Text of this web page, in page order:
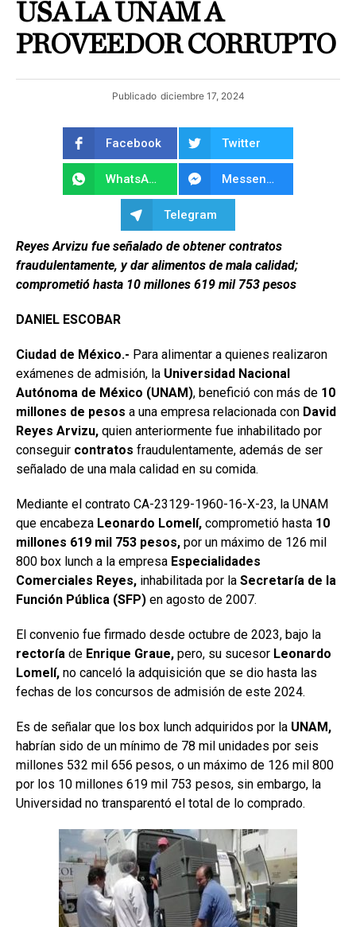
USA LA UNAM A
PROVEEDOR CORRUPTO
Publicado diciembre 17, 2024
Facebook Twitter
WhatsApp Messenger
Telegram
Reyes Arvizu fue señalado de obtener contratos
fraudulentamente, y dar alimentos de mala calidad;
comprometió hasta 10 millones 619 mil 753 pesos
DANIEL ESCOBAR
Ciudad de México.- Para alimentar a quienes realizaron
exámenes de admisión, la Universidad Nacional
Autónoma de México (UNAM), benefició con más de 10
millones de pesos a una empresa relacionada con David
Reyes Arvizu, quien anteriormente fue inhabilitado por
conseguir contratos fraudulentamente, además de ser
señalado de una mala calidad en su comida.
Mediante el contrato CA-23129-1960-16-X-23, la UNAM
que encabeza Leonardo Lomelí, comprometió hasta 10
millones 619 mil 753 pesos, por un máximo de 126 mil
800 box lunch a la empresa Especialidades
Comerciales Reyes, inhabilitada por la Secretaría de la
Función Pública (SFP) en agosto de 2007.
El convenio fue firmado desde octubre de 2023, bajo la
rectoría de Enrique Graue, pero, su sucesor Leonardo
Lomelí, no canceló la adquisición que se dio hasta las
fechas de los concursos de admisión de este 2024.
Es de señalar que los box lunch adquiridos por la UNAM,
habrían sido de un mínimo de 78 mil unidades por seis
millones 532 mil 656 pesos, o un máximo de 126 mil 800
por los 10 millones 619 mil 753 pesos, sin embargo, la
Universidad no transparentó el total de lo comprado.